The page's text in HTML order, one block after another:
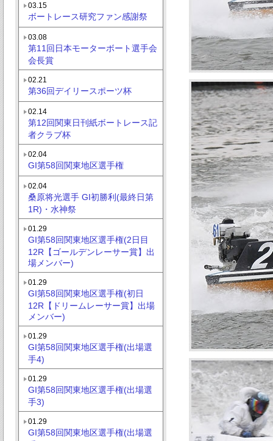
03.15
ボートレース研究ファン感謝祭
03.08
第11回日本モーターボート選手会
会長賞
02.21
第36回デイリースポーツ杯
02.14
第12回関東日刊紙ボートレース記
者クラブ杯
02.04
GI第58回関東地区選手権
02.04
桑原将光選手 GI初勝利(最終日第
1R)・水神祭
01.29
GI第58回関東地区選手権(2日目
12R【ゴールデンレーサー賞】出
場メンバー)
01.29
GI第58回関東地区選手権(初日
12R【ドリームレーサー賞】出場
メンバー)
01.29
GI第58回関東地区選手権(出場選
手4)
01.29
GI第58回関東地区選手権(出場選
手3)
01.29
GI第58回関東地区選手権(出場選